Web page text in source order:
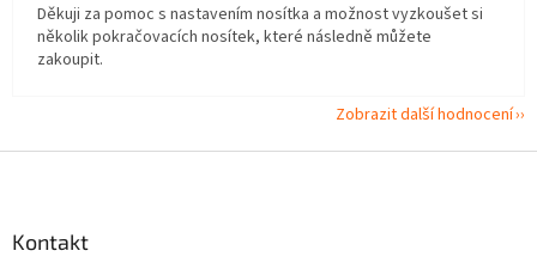
Děkuji za pomoc s nastavením nosítka a možnost vyzkoušet si
několik pokračovacích nosítek, které následně můžete
zakoupit.
Zobrazit další hodnocení
Kontakt